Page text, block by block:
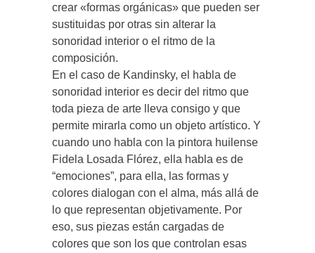
crear «formas orgánicas» que pueden ser
sustituidas por otras sin alterar la
sonoridad interior o el ritmo de la
composición.
En el caso de Kandinsky, el habla de
sonoridad interior es decir del ritmo que
toda pieza de arte lleva consigo y que
permite mirarla como un objeto artístico. Y
cuando uno habla con la pintora huilense
Fidela Losada Flórez, ella habla es de
“emociones”, para ella, las formas y
colores dialogan con el alma, más allá de
lo que representan objetivamente. Por
eso, sus piezas están cargadas de
colores que son los que controlan esas